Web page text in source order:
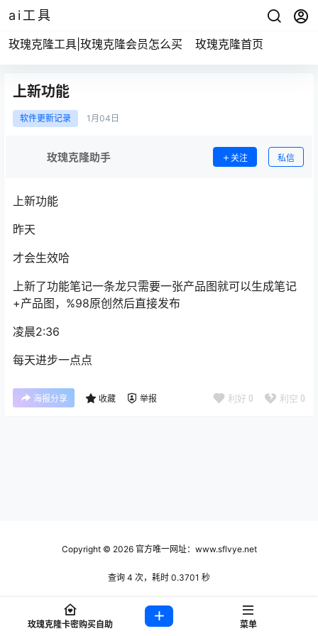
ai工具
玫瑰克隆工具|玫瑰克隆会员怎么买 玫瑰克隆首页
上新功能
软件更新记录 1月 04日
玫瑰克隆助手 关注 私信
上新功能
昨天
才会生效哈
上新了功能笔记一条龙只需要一张产品图就可以生成笔记
+产品图，%98原创然后直接发布
凌晨2:36
每天进步一点点
海报分享 收藏 举报 利好 0 利空 0
Copyright © 2026官方唯一网址：www.sflvye.net
查询 4 次，耗时 0.3701 秒
玫瑰克隆卡密购买自助 菜单